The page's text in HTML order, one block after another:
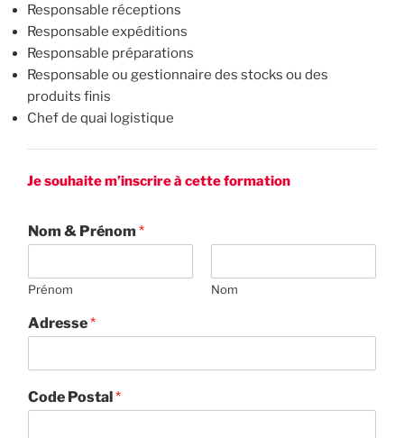
Responsable réceptions
Responsable expéditions
Responsable préparations
Responsable ou gestionnaire des stocks ou des
produits finis
Chef de quai logistique
Je souhaite m’inscrire à cette formation
Nom & Prénom *
Prénom Nom
Adresse*
Code Postal*